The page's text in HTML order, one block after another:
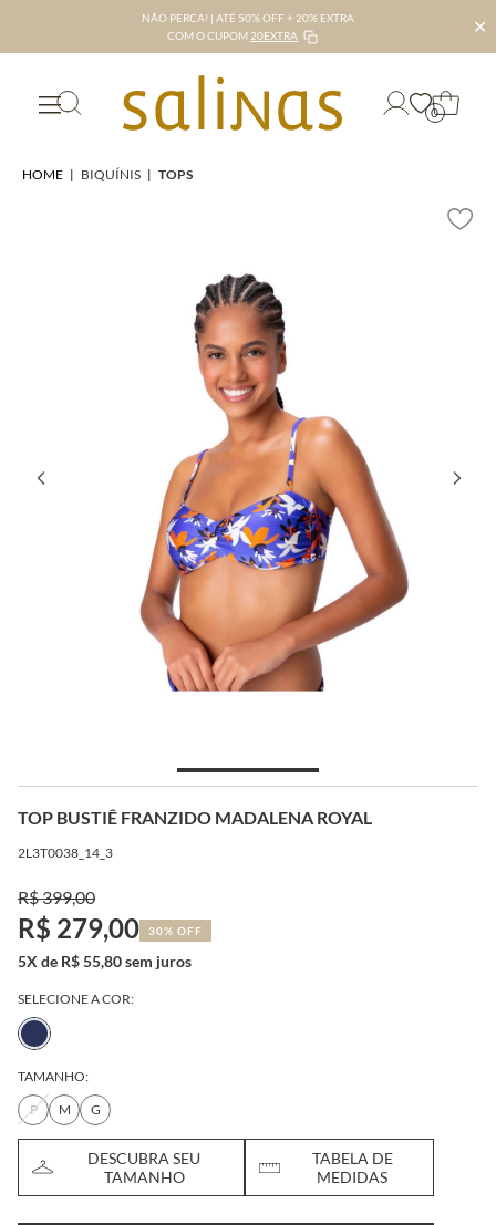
NÃO PERCA! | ATÉ 50% OFF + 20% EXTRA
COM O CUPOM 20EXTRA ✕
0
HOME | BIQUÍNIS | TOPS
TOP BUSTIÊ FRANZIDO MADALENA ROYAL
2L3T0038_14_3
R$ 399,00
R$ 279,00 30% OFF
5X de R$ 55,80 sem juros
SELECIONE A COR:
TAMANHO:
P
M G
DESCUBRA SEU
TAMANHO
TABELA DE
MEDIDAS